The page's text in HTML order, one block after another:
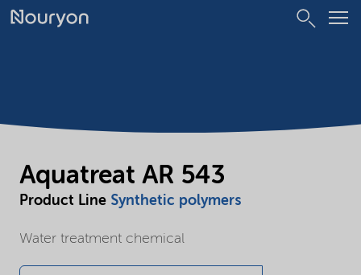
Aquatreat AR 543
Product Line Synthetic polymers
Water treatment chemical